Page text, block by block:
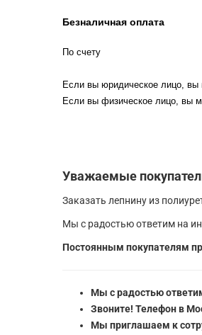
Безналичная оплата
По счету
Если вы юридическое лицо, вы
Если вы физическое лицо, вы
Уважаемые
Заказать лепнину из
Мы с радостью ответим на
Постоянным покупателям
Мы с радостью
Звоните! Телефон в
Мы приглашаем к